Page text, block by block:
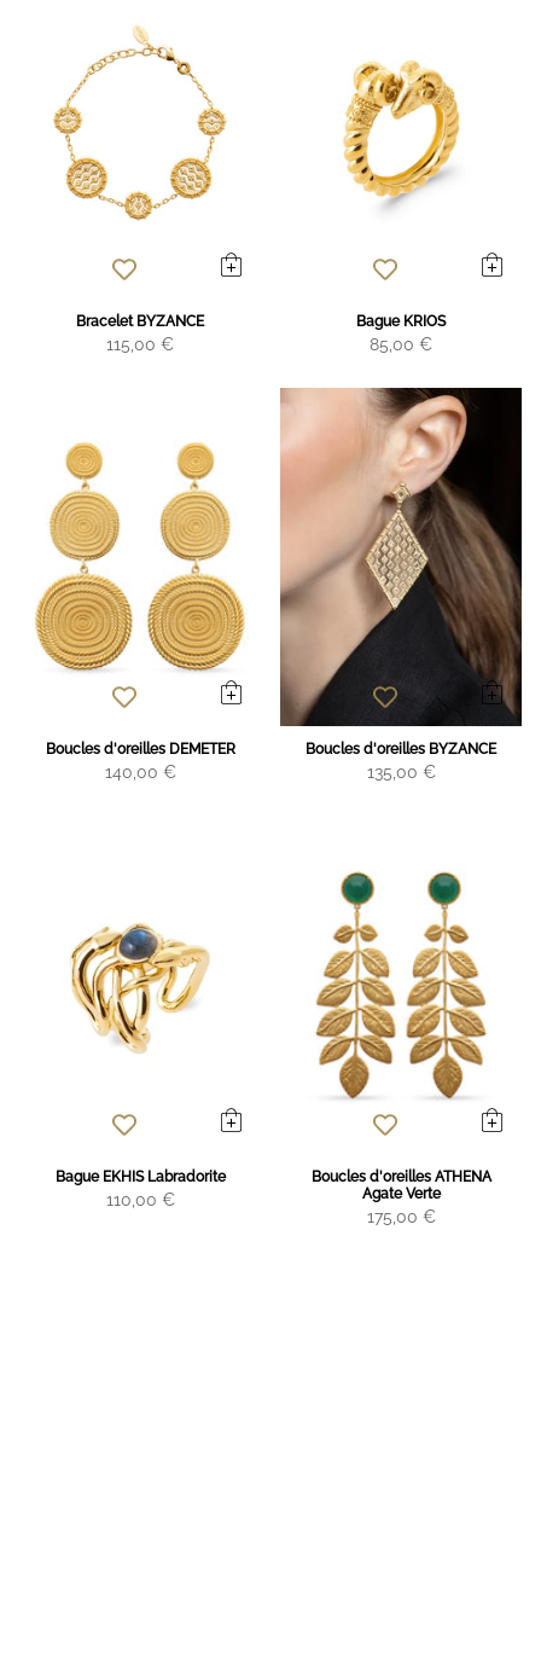
Bracelet BYZANCE
115,00 €
Bague KRIOS
85,00 €
Boucles d'oreilles DEMETER
140,00 €
Boucles d'oreilles BYZANCE
135,00 €
Bague EKHIS Labradorite
110,00 €
Boucles d'oreilles ATHENA
Agate Verte
175,00 €